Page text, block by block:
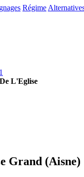
Régime
L'Eglise
Grand (Aisne)